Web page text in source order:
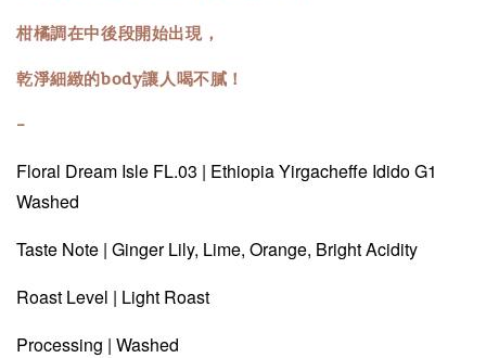
柑橘調在中後段開始出現，
乾淨細緻的body讓人喝不膩！
-
Floral Dream Isle FL.03 | Ethiopia Yirgacheffe Idido G1
Washed
Taste Note | Ginger Lily, Lime, Orange, Bright Acidity
Roast Level | Light Roast
Processing | Washed